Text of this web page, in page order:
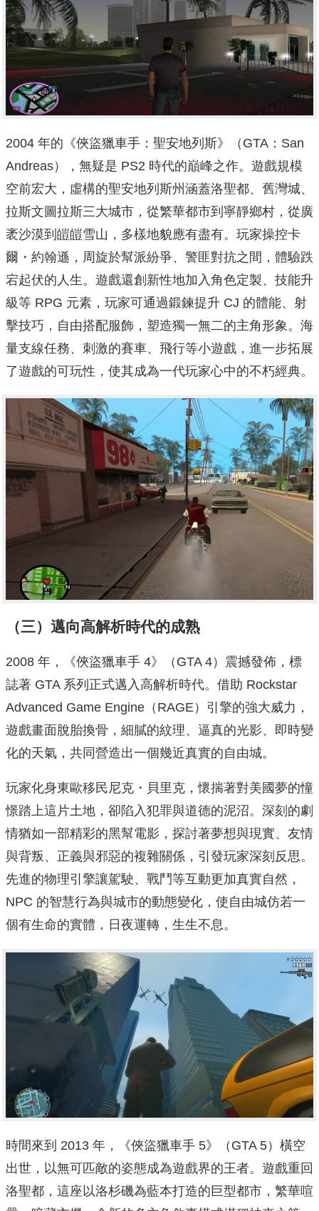
2004 年的《俠盜獵車手：聖安地列斯》（GTA：San
Andreas），無疑是 PS2 時代的巔峰之作。遊戲規模
空前宏大，虛構的聖安地列斯州涵蓋洛聖都、舊灣城、
拉斯文圖拉斯三大城市，從繁華都市到寧靜鄉村，從廣
袤沙漠到皚皚雪山，多樣地貌應有盡有。玩家操控卡
爾・約翰遜，周旋於幫派紛爭、警匪對抗之間，體驗跌
宕起伏的人生。遊戲還創新性地加入角色定製、技能升
級等 RPG 元素，玩家可通過鍛鍊提升 CJ 的體能、射
擊技巧，自由搭配服飾，塑造獨一無二的主角形象。海
量支線任務、刺激的賽車、飛行等小遊戲，進一步拓展
了遊戲的可玩性，使其成為一代玩家心中的不朽經典。
（三）邁向高解析時代的成熟
2008 年，《俠盜獵車手 4》（GTA 4）震撼發佈，標
誌著 GTA 系列正式邁入高解析時代。借助 Rockstar
Advanced Game Engine（RAGE）引擎的強大威力，
遊戲畫面脫胎換骨，細膩的紋理、逼真的光影、即時變
化的天氣，共同營造出一個幾近真實的自由城。
玩家化身東歐移民尼克・貝里克，懷揣著對美國夢的憧
憬踏上這片土地，卻陷入犯罪與道德的泥沼。深刻的劇
情猶如一部精彩的黑幫電影，探討著夢想與現實、友情
與背叛、正義與邪惡的複雜關係，引發玩家深刻反思。
先進的物理引擎讓駕駛、戰鬥等互動更加真實自然，
NPC 的智慧行為與城市的動態變化，使自由城仿若一
個有生命的實體，日夜運轉，生生不息。
時間來到 2013 年，《俠盜獵車手 5》（GTA 5）橫空
出世，以無可匹敵的姿態成為遊戲界的王者。遊戲重回
洛聖都，這座以洛杉磯為藍本打造的巨型都市，繁華喧